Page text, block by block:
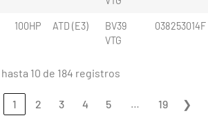
100HP ATD (E3)
BV39
VTG
038253014F
10 de 184 registros
1 2 3 4 5 19 ❯